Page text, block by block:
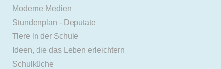
Moderne Medien
Stundenplan - Deputate
Tiere in der Schule
Ideen, die das Leben erleichtern
Schulküche